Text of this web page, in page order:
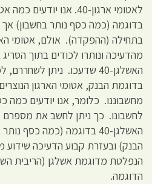
בדוגמה (כמה כסף נותר בחשבון) אך
מהדעיכה ונותרו לכודים בתוך
האשלגן-40 שדעכו. ניתן
בדוגמת הבנק, אטומי הארגון
מחשבוננו. כלומר, אנו יודעים כמה
לחשבונו. כך ניתן לחשב את
האשלגן-40 בדוגמה (כמה
הבנק) ובעזרת קבוע הדעיכה
הנפלטת מדוגמת אשלגן (הריבית
הדוגמה.